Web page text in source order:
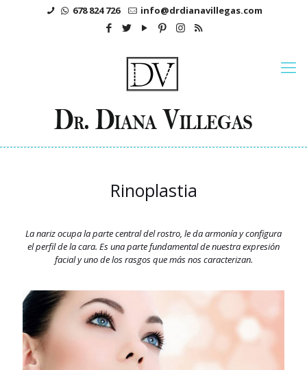
678 824 726 info@drdianavillegas.com
Rinoplastia
La nariz ocupa la parte central del rostro, le da armonía y configura
el perfil de la cara. Es una parte fundamental de nuestra expresión
facial y uno de los rasgos que más nos caracterizan.